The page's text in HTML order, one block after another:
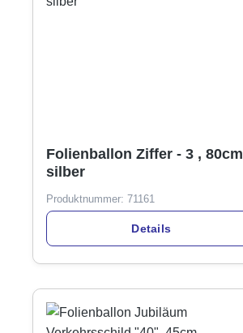
Folienballon Ziffer - 3 , 80cm
silber
Produktnummer: 71161
Details